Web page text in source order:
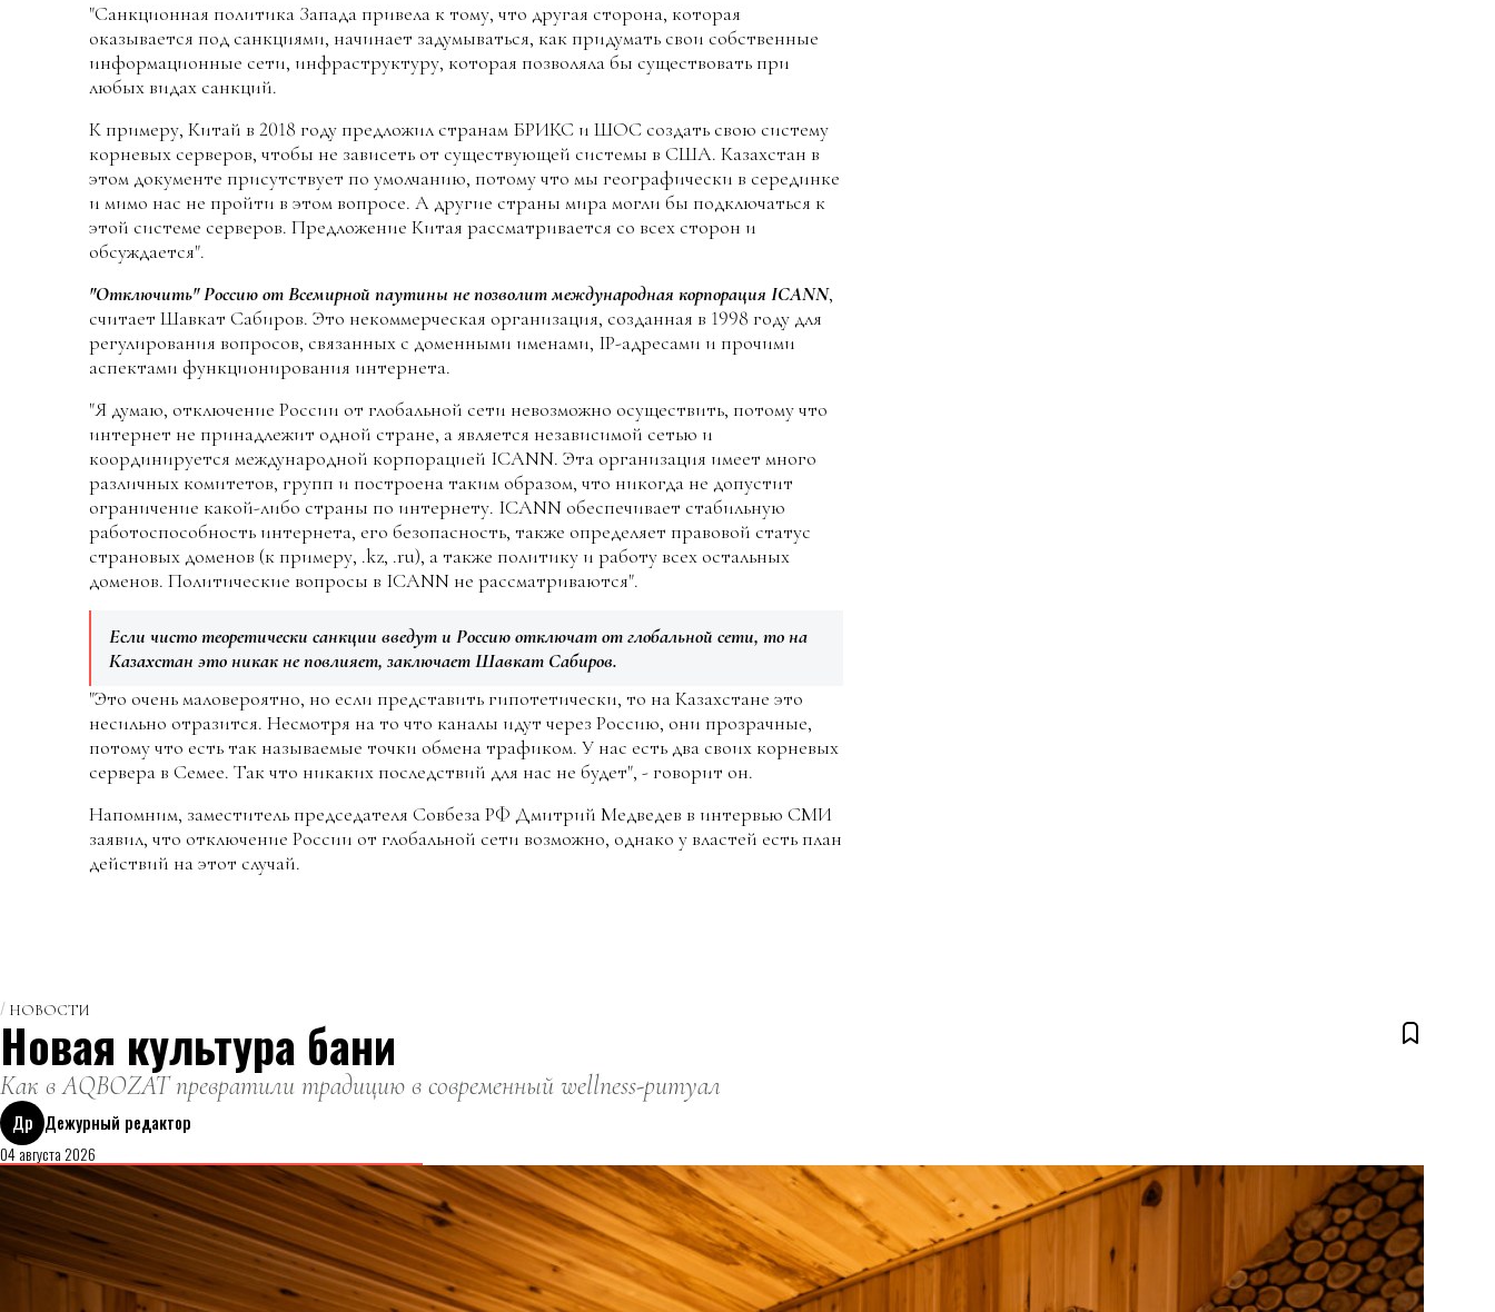
"Санкционная политика Запада привела к тому, что другая сторона, которая
оказывается под санкциями, начинает задумываться, как придумать свои собственные
информационные сети, инфраструктуру, которая позволяла бы существовать при
любых видах санкций.
К примеру, Китай в 2018 году предложил странам БРИКС и ШОС создать свою систему
корневых серверов, чтобы не зависеть от существующей системы в США. Казахстан в
этом документе присутствует по умолчанию, потому что мы географически в серединке
и мимо нас не пройти в этом вопросе. А другие страны мира могли бы подключаться к
этой системе серверов. Предложение Китая рассматривается со всех сторон и
обсуждается".
"Отключить" Россию от Всемирной паутины не позволит международная корпорация ICANN,
считает Шавкат Сабиров. Это некоммерческая организация, созданная в 1998 году для
регулирования вопросов, связанных с доменными именами, IP-адресами и прочими
аспектами функционирования интернета.
"Я думаю, отключение России от глобальной сети невозможно осуществить, потому что
интернет не принадлежит одной стране, а является независимой сетью и
координируется международной корпорацией ICANN. Эта организация имеет много
различных комитетов, групп и построена таким образом, что никогда не допустит
ограничение какой-либо страны по интернету. ICANN обеспечивает стабильную
работоспособность интернета, его безопасность, также определяет правовой статус
страновых доменов (к примеру, .kz, .ru), а также политику и работу всех остальных
доменов. Политические вопросы в ICANN не рассматриваются".
Если чисто теоретически санкции введут и Россию отключат от глобальной сети, то на
Казахстан это никак не повлияет, заключает Шавкат Сабиров.
"Это очень маловероятно, но если представить гипотетически, то на Казахстане это
несильно отразится. Несмотря на то что каналы идут через Россию, они прозрачные,
потому что есть так называемые точки обмена трафиком. У нас есть два своих корневых
сервера в Семее. Так что никаких последствий для нас не будет", - говорит он.
Напомним, заместитель председателя Совбеза РФ Дмитрий Медведев в интервью СМИ
заявил, что отключение России от глобальной сети возможно, однако у властей есть план
действий на этот случай.
НОВОСТИ
Новая культура бани
Как в AQBOZAT превратили традицию в современный wellness-ритуал
Др Дежурный редактор
04 августа 2026